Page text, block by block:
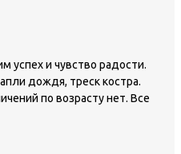
успех и чувство радости.
дождя, треск костра.
по возрасту нет. Все